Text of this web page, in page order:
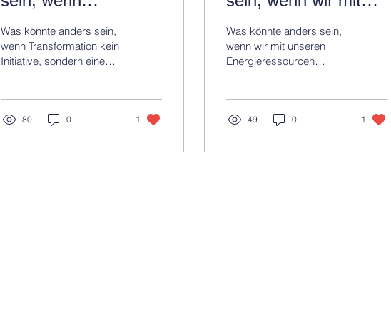
Transformation kein
Initiative, sondern
eine Fähigkeit wäre?
Was könnte anders sein,
wenn Transformation kein
Initiative, sondern eine
80 0 1
unseren
Energieressourcen
bewusster umgehen?
Was könnte anders sein,
wenn wir mit unseren
Energieressourcen
49 0 1